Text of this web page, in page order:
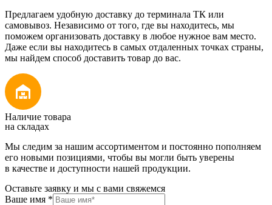
Предлагаем удобную доставку до терминала ТК или
самовывоз. Независимо от того, где вы находитесь, мы
поможем организовать доставку в любое нужное вам место.
Даже если вы находитесь в самых отдаленных точках страны,
мы найдем способ доставить товар до вас.
Наличие товара
на складах
Мы следим за нашим ассортиментом и постоянно пополняем
его новыми позициями, чтобы вы могли быть уверены
в качестве и доступности нашей продукции.
Оставьте заявку и мы с вами свяжемся
Ваше имя *